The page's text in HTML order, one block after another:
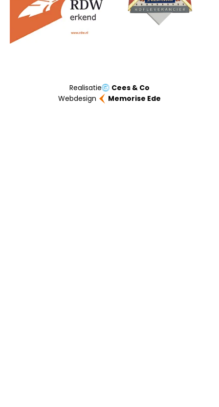
Realisatie
Cees & Co
Webdesign
Memorise Ede